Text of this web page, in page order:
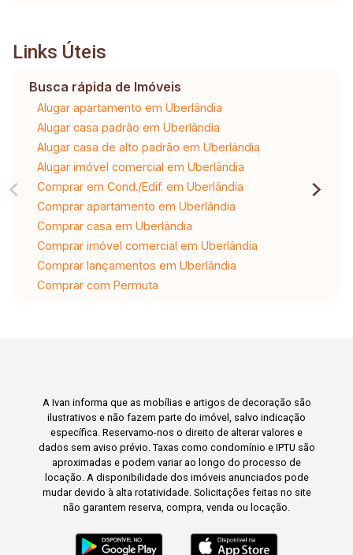
Links Úteis
Busca rápida de Imóveis
Alugar apartamento em Uberlândia
Alugar casa padrão em Uberlândia
Alugar casa de alto padrão em Uberlândia
Alugar imóvel comercial em Uberlândia
Comprar em Cond./Edif. em Uberlândia
Comprar apartamento em Uberlândia
Comprar casa em Uberlândia
Comprar imóvel comercial em Uberlândia
Comprar lançamentos em Uberlândia
Comprar com Permuta
A Ivan informa que as mobílias e artigos de decoração são
ilustrativos e não fazem parte do imóvel, salvo indicação
específica. Reservamo-nos o direito de alterar valores e
dados sem aviso prévio. Taxas como condomínio e IPTU são
aproximadas e podem variar ao longo do processo de
locação. A disponibilidade dos imóveis anunciados pode
mudar devido à alta rotatividade. Solicitações feitas no site
não garantem reserva, compra, venda ou locação.